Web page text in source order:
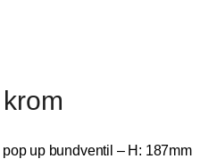
up bundventil – H: 187mm